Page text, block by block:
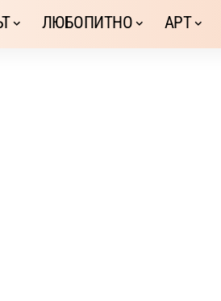
ЛЮБОПИТНО АРТ